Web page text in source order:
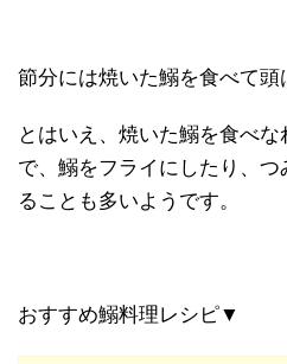
節分には焼いた鰯を食べて頭
とはいえ、焼いた鰯を食べ
で、鰯をフライにしたり、
ることも多いようです。
おすすめ鰯料理レシピ▼